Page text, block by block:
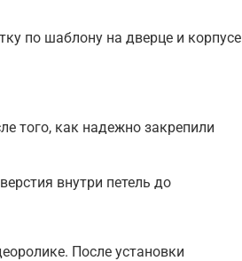
по шаблону на дверце и корпусе
того, как надежно закрепили
внутри петель до
После установки